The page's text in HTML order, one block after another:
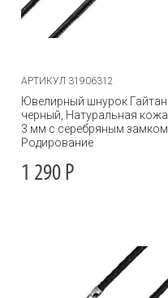
АРТИКУЛ 31906312
Ювелирный шнурок Гайтан
черный, Натуральная кожа
3 мм с серебряным замком,
Родирование
1 290 Р